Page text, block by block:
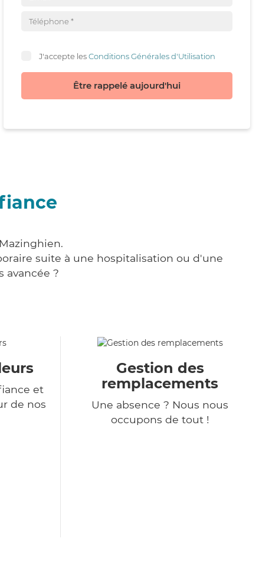
J'accepte lesConditions Générales d'Utilisation
Être rappelé aujourd'hui
suite à une hospitalisation ou d'une
?
et
de nos
Gestion des
remplacements
Une absence ? Nous nous
occupons de tout !